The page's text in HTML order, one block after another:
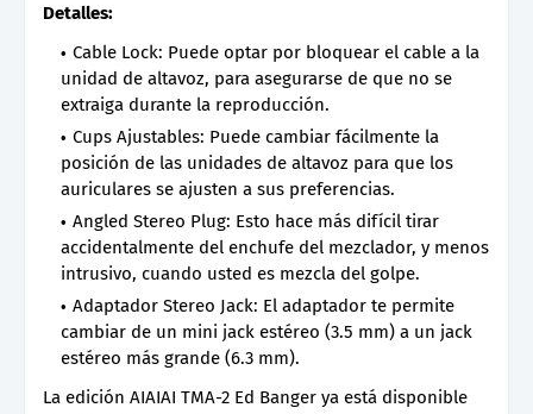
Detalles:
Cable Lock: Puede optar por bloquear el cable a la
unidad de altavoz, para asegurarse de que no se
extraiga durante la reproducción.
Cups Ajustables: Puede cambiar fácilmente la
posición de las unidades de altavoz para que los
auriculares se ajusten a sus preferencias.
Angled Stereo Plug: Esto hace más difícil tirar
accidentalmente del enchufe del mezclador, y menos
intrusivo, cuando usted es mezcla del golpe.
Adaptador Stereo Jack: El adaptador te permite
cambiar de un mini jack estéreo (3.5 mm) a un jack
estéreo más grande (6.3 mm).
La edición AIAIAI TMA-2 Ed Banger ya está disponible